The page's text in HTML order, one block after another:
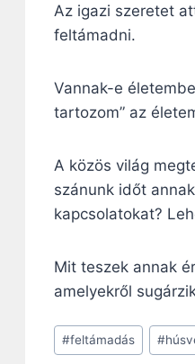
Az igazi szeretet
feltámadni.
Vannak-e
tartozom” az
A közös világ
szánunk időt
kapcsolatokat?
Mit teszek annak
amelyekről
Post
Tags:
#feltámadás #